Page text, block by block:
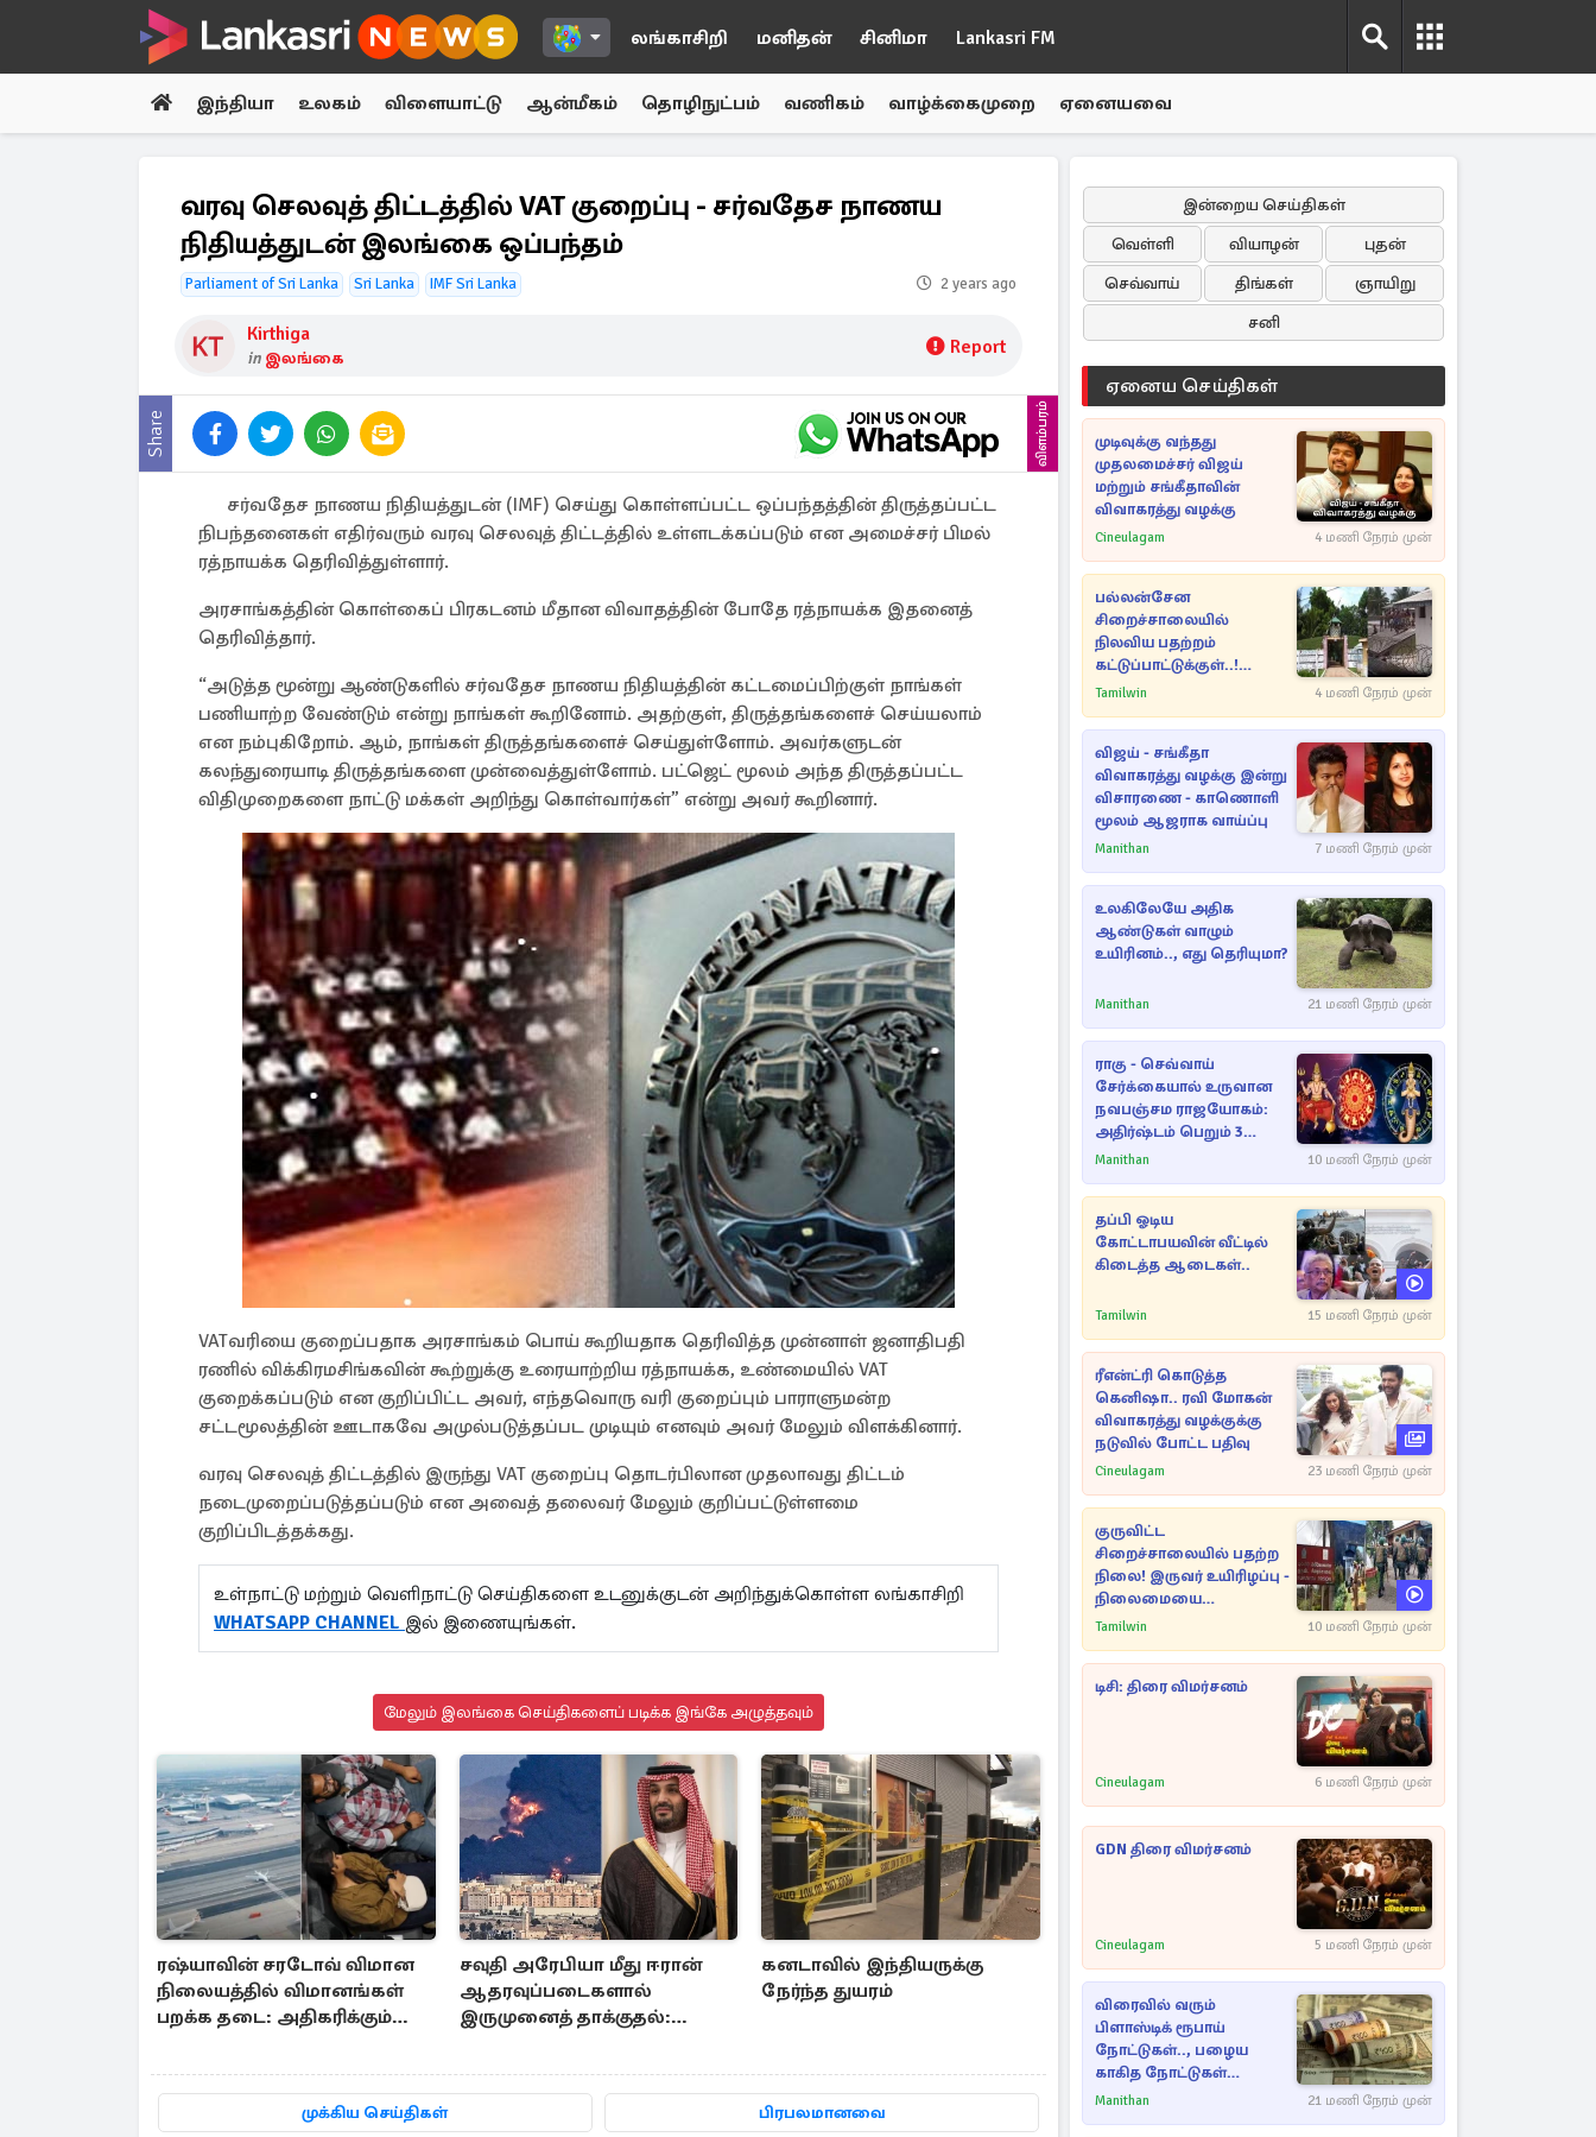
லங்காசிறி மனிதன் சினிமா Lankasri FM
இந்தியா உலகம் விளையாட்டு ஆன்மீகம் தொழிநுட்பம் வணிகம் வாழ்க்கைமுறை ஏனையவை
வரவு செலவுத் திட்டத்தில் VAT குறைப்பு - சர்வதேச நாணய
நிதியத்துடன் இலங்கை ஒப்பந்தம்
Parliament of Sri Lanka Sri Lanka IMF Sri Lanka 2 years ago
Kirthiga
in இலங்கை Report
Share விளம்பரம்
சர்வதேச நாணய நிதியத்துடன் (IMF) செய்து கொள்ளப்பட்ட ஒப்பந்தத்தின் திருத்தப்பட்ட
நிபந்தனைகள் எதிர்வரும் வரவு செலவுத் திட்டத்தில் உள்ளடக்கப்படும் என அமைச்சர் பிமல்
ரத்நாயக்க தெரிவித்துள்ளார்.
அரசாங்கத்தின் கொள்கைப் பிரகடனம் மீதான விவாதத்தின் போதே ரத்நாயக்க இதனைத்
தெரிவித்தார்.
“அடுத்த மூன்று ஆண்டுகளில் சர்வதேச நாணய நிதியத்தின் கட்டமைப்பிற்குள் நாங்கள்
பணியாற்ற வேண்டும் என்று நாங்கள் கூறினோம். அதற்குள், திருத்தங்களைச் செய்யலாம்
என நம்புகிறோம். ஆம், நாங்கள் திருத்தங்களைச் செய்துள்ளோம். அவர்களுடன்
கலந்துரையாடி திருத்தங்களை முன்வைத்துள்ளோம். பட்ஜெட் மூலம் அந்த திருத்தப்பட்ட
விதிமுறைகளை நாட்டு மக்கள் அறிந்து கொள்வார்கள்” என்று அவர் கூறினார்.
VATவரியை குறைப்பதாக அரசாங்கம் பொய் கூறியதாக தெரிவித்த முன்னாள் ஜனாதிபதி
ரணில் விக்கிரமசிங்கவின் கூற்றுக்கு உரையாற்றிய ரத்நாயக்க, உண்மையில் VAT
குறைக்கப்படும் என குறிப்பிட்ட அவர், எந்தவொரு வரி குறைப்பும் பாராளுமன்ற
சட்டமூலத்தின் ஊடாகவே அமுல்படுத்தப்பட முடியும் எனவும் அவர் மேலும் விளக்கினார்.
வரவு செலவுத் திட்டத்தில் இருந்து VAT குறைப்பு தொடர்பிலான முதலாவது திட்டம்
நடைமுறைப்படுத்தப்படும் என அவைத் தலைவர் மேலும் குறிப்பட்டுள்ளமை
குறிப்பிடத்தக்கது.
உள்நாட்டு மற்றும் வெளிநாட்டு செய்திகளை உடனுக்குடன் அறிந்துக்கொள்ள லங்காசிறி
WHATSAPP CHANNEL இல் இணையுங்கள்.
மேலும் இலங்கை செய்திகளைப் படிக்க இங்கே அழுத்தவும்
ரஷ்யாவின் சரடோவ் விமான
நிலையத்தில் விமானங்கள்
பறக்க தடை: அதிகரிக்கும்
சவுதி அரேபியா மீது ஈரான்
ஆதரவுப்படைகளால்
இருமுனைத் தாக்குதல்:
கனடாவில் இந்தியருக்கு
நேர்ந்த துயரம்
முக்கிய செய்திகள் பிரபலமானவை
இன்றைய செய்திகள்
வெள்ளி
வியாழன்
புதன்
செவ்வாய்
திங்கள்
ஞாயிறு
சனி
ஏனைய செய்திகள்
முடிவுக்கு வந்தது
முதலமைச்சர் விஜய்
மற்றும் சங்கீதாவின்
விவாகரத்து வழக்கு
Cineulagam 4 மணி நேரம் முன்
பல்லன்சேன
சிறைச்சாலையில்
நிலவிய பதற்றம்
கட்டுப்பாட்டுக்குள்..!
அதிரடியாக களமிறங்கிய
Tamilwin 4 மணி நேரம் முன்
விஜய் - சங்கீதா
விவாகரத்து வழக்கு இன்று
விசாரணை - காணொளி
மூலம் ஆஜராக வாய்ப்பு
Manithan 7 மணி நேரம் முன்
உலகிலேயே அதிக
ஆண்டுகள் வாழும்
உயிரினம்.., எது தெரியுமா?
Manithan 21 மணி நேரம் முன்
ராகு - செவ்வாய்
சேர்க்கையால் உருவான
நவபஞ்சம ராஜயோகம்:
அதிர்ஷ்டம் பெறும் 3
ராசிகள்!
Manithan 10 மணி நேரம் முன்
தப்பி ஓடிய
கோட்டாபயவின் வீட்டில்
கிடைத்த ஆடைகள்..
Tamilwin 15 மணி நேரம் முன்
ரீஎன்ட்ரி கொடுத்த
கெனிஷா.. ரவி மோகன்
விவாகரத்து வழக்குக்கு
நடுவில் போட்ட பதிவு
Cineulagam 23 மணி நேரம் முன்
குருவிட்ட
சிறைச்சாலையில் பதற்ற
நிலை! இருவர் உயிரிழப்பு -
நிலைமையை
கட்டுப்படுத்த பொலிஸார்
Tamilwin 10 மணி நேரம் முன்
டிசி: திரை விமர்சனம்
Cineulagam 6 மணி நேரம் முன்
GDN திரை விமர்சனம்
Cineulagam 5 மணி நேரம் முன்
விரைவில் வரும்
பிளாஸ்டிக் ரூபாய்
நோட்டுகள்.., பழைய
காகித நோட்டுகள்
செல்லுமா?
Manithan 21 மணி நேரம் முன்